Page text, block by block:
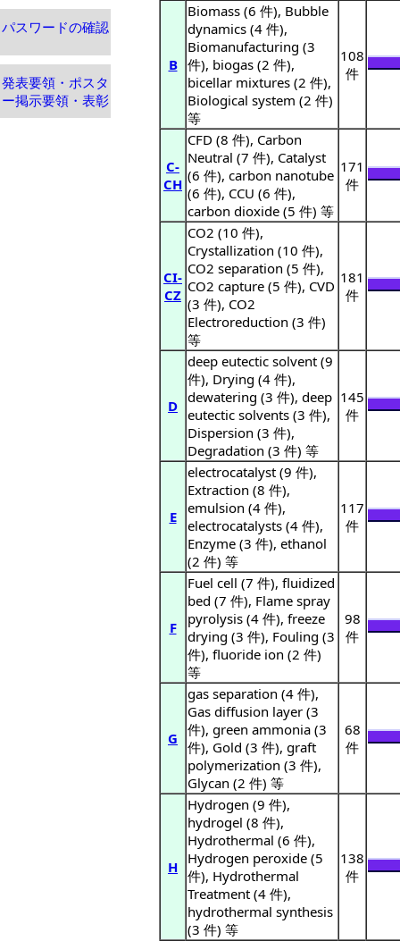
パスワードの確認
発表要領・ポスタ
ー掲示要領・表彰
B
Biomass (6 件), Bubble
dynamics (4 件),
Biomanufacturing (3
件), biogas (2 件),
bicellar mixtures (2 件),
Biological system (2 件)
等
108
件
C-
CH
CFD (8 件), Carbon
Neutral (7 件), Catalyst
(6 件), carbon nanotube
(6 件), CCU (6 件),
carbon dioxide (5 件) 等
171
件
CI-
CZ
CO2 (10 件),
Crystallization (10 件),
CO2 separation (5 件),
CO2 capture (5 件), CVD
(3 件), CO2
Electroreduction (3 件)
等
181
件
D
deep eutectic solvent (9
件), Drying (4 件),
dewatering (3 件), deep
eutectic solvents (3 件),
Dispersion (3 件),
Degradation (3 件) 等
145
件
E
electrocatalyst (9 件),
Extraction (8 件),
emulsion (4 件),
electrocatalysts (4 件),
Enzyme (3 件), ethanol
(2 件) 等
117
件
F
Fuel cell (7 件), fluidized
bed (7 件), Flame spray
pyrolysis (4 件), freeze
drying (3 件), Fouling (3
件), fluoride ion (2 件)
等
98
件
G
gas separation (4 件),
Gas diffusion layer (3
件), green ammonia (3
件), Gold (3 件), graft
polymerization (3 件),
Glycan (2 件) 等
68
件
H
Hydrogen (9 件),
hydrogel (8 件),
Hydrothermal (6 件),
Hydrogen peroxide (5
件), Hydrothermal
Treatment (4 件),
hydrothermal synthesis
(3 件) 等
138
件